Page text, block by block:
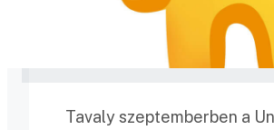
Tavaly szeptemberben a